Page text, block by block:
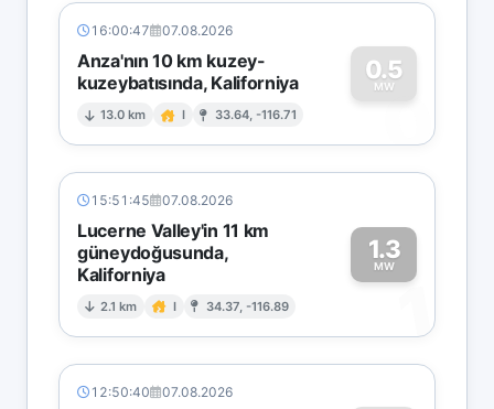
16:00:47 07.08.2026
Anza'nın 10 km kuzey-
kuzeybatısında, Kaliforniya
13.0 km I 33.64, -116.71
0.5
MW
0
15:51:45 07.08.2026
Lucerne Valley'in 11 km
güneydoğusunda,
Kaliforniya
2.1 km I 34.37, -116.89
1.3
MW
1
12:50:40 07.08.2026